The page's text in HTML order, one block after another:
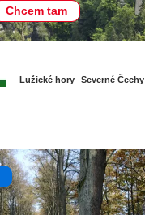
Chcem tam
Lužické hory Severné Čechy